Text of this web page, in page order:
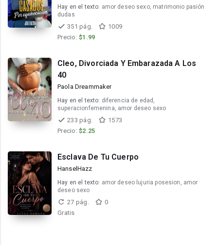
Hay en el texto: amor deseo sexo, matrimonio pasión
dudas
351 pág.
1009
Precio: $1.99
Cleo, Divorciada Y Embarazada A Los
40
Paola Dreammaker
Hay en el texto: diferencia de edad,
superacionfemenina, amor deseo sexo
233 pág.
1573
Precio: $2.25
Esclava De Tu Cuerpo
HanselHazz
Hay en el texto: amor deseo lujuria posesion, amor
deseo sexo
27 pág.
0
Gratis